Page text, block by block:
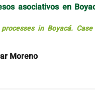
asociativos en
in Boyacá.
Moreno